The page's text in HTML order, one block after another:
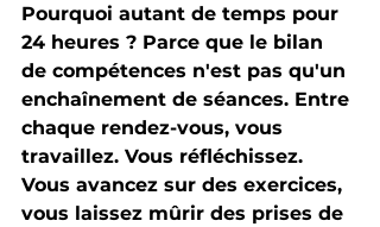
Pourquoi autant de temps pour
24 heures ? Parce que le bilan
de compétences n'est pas qu'un
enchaînement de séances. Entre
chaque rendez-vous, vous
travaillez. Vous réfléchissez.
Vous avancez sur des exercices,
vous laissez mûrir des prises de